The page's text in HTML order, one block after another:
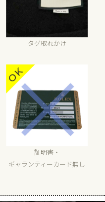
タグ取れかけ
証明書・
ギャランティーカード無し